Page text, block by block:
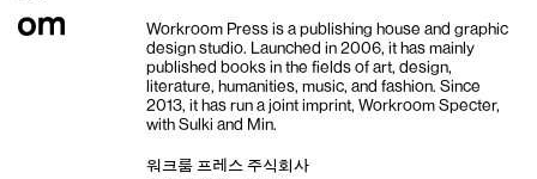
Workroom Press is a publishing house and graphic
design studio. Launched in 2006, it has mainly
published books in the fields of art, design,
literature, humanities, music, and fashion. Since
2013, it has run a joint imprint, Workroom Specter,
with Sulki and Min.
워크룸 프레스 주식회사